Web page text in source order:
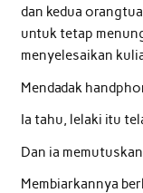
dan kedua
untuk tetap
menyelesaikan
Mendadak
Ia tahu, lelaki itu
Dan ia
Membiarkannya